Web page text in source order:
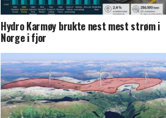
Hydro Karmøy brukte nest mest strøm i
Norge i fjor